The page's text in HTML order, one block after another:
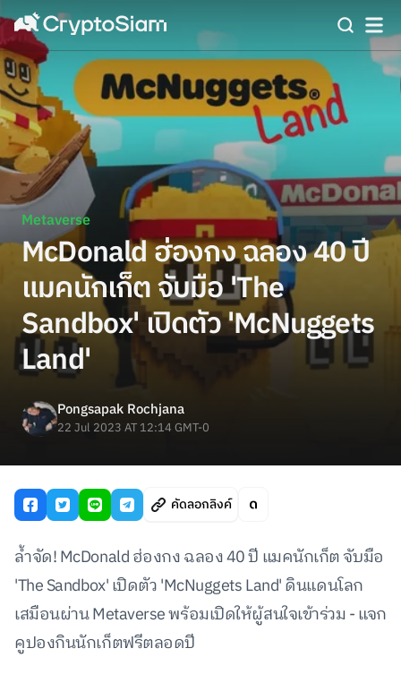
Metaverse
McDonald ฮ่องกง ฉลอง 40 ปี
แมคนักเก็ต จับมือ 'The
Sandbox' เปิดตัว 'McNuggets
Land'
Pongsapak Rochjana
22 Jul 2023 AT 12:14 GMT-0
คัดลอกลิงค์
ล้ำจัด! McDonald ฮ่องกง ฉลอง 40 ปี แมคนักเก็ต จับมือ
'The Sandbox' เปิดตัว 'McNuggets Land' ดินแดนโลก
เสมือนผ่าน Metaverse พร้อมเปิดให้ผู้สนใจเข้าร่วม - แจก
คูปองกินนักเก็ตฟรีตลอดปี